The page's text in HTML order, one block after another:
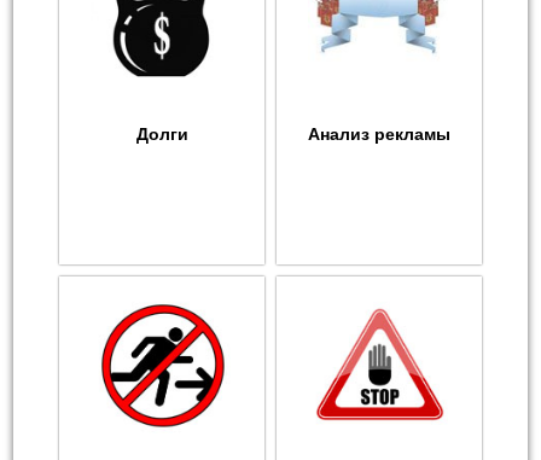
Долги Анализ рекламы